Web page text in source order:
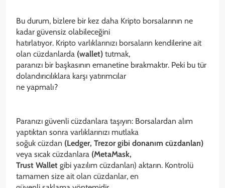
Bu durum, bizlere bir kez daha Kripto borsalarının ne
kadar güvensiz olabileceğini
hatırlatıyor. Kripto varlıklarınızı borsaların kendilerine ait
olan cüzdanlarda (wallet) tutmak,
paranızı bir başkasının emanetine bırakmaktır. Peki bu tür
dolandırıcılıklara karşı yatırımcılar
ne yapmalı?
Paranızı güvenli cüzdanlara taşıyın: Borsalardan alım
yaptıktan sonra varlıklarınızı mutlaka
soğuk cüzdan (Ledger, Trezor gibi donanım cüzdanları)
veya sıcak cüzdanlara (MetaMask,
Trust Wallet gibi yazılım cüzdanları) aktarın. Kontrolü
tamamen size ait olan cüzdanlar, en